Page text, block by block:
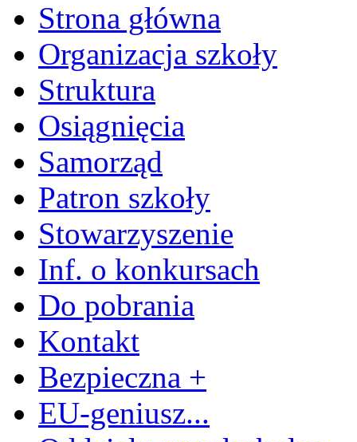
Strona główna
Organizacja szkoły
Struktura
Osiągnięcia
Samorząd
Patron szkoły
Stowarzyszenie
Inf. o konkursach
Do pobrania
Kontakt
Bezpieczna +
EU-geniusz...